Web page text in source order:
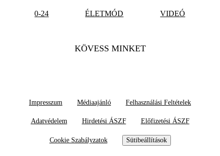
0-24 ÉLETMÓD VIDEÓ
KÖVESS MINKET
Impresszum Médiaajánló Felhasználási Feltételek
Adatvédelem Hirdetési ÁSZF Előfizetési ÁSZF
Cookie Szabályzatok Sütibeállítások